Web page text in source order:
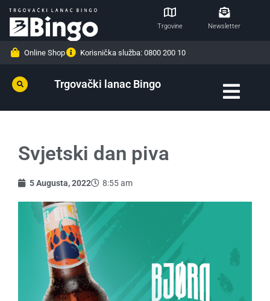
Trgovine Newsletter
Online Shop Korisnička služba: 0800 200 10
Trgovački lanac Bingo
Svjetski dan piva
5 Augusta, 2022 8:55 am